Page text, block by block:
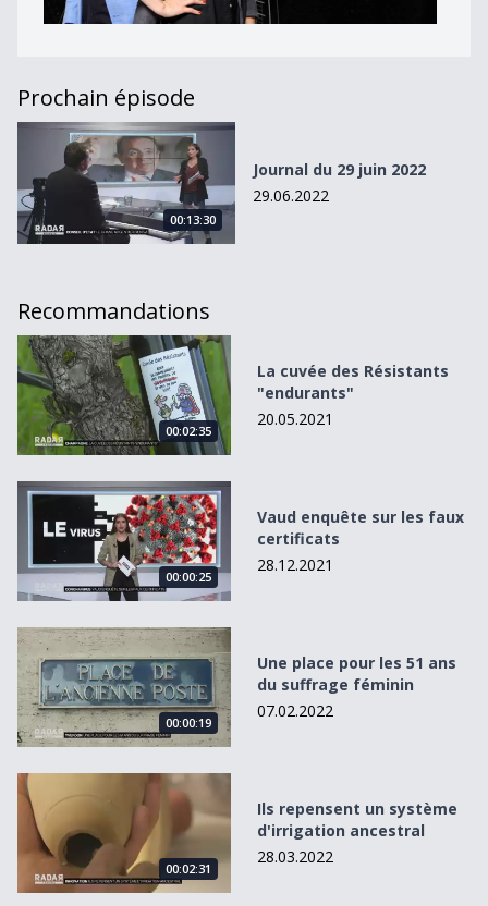
Prochain épisode
Journal du 29 juin 2022
00:13:30
Journal du 29 juin 2022
29.06.2022
Recommandations
La cuvée des Résistants &quot;endurants&quot;
00:02:35
La cuvée des Résistants
"endurants"
20.05.2021
Vaud enquête sur les faux certificats
00:00:25
Vaud enquête sur les faux
certificats
28.12.2021
Une place pour les 51 ans du suffrage féminin
00:00:19
Une place pour les 51 ans
du suffrage féminin
07.02.2022
Ils repensent un système d&#039;irrigation ancestral
00:02:31
Ils repensent un système
d'irrigation ancestral
28.03.2022